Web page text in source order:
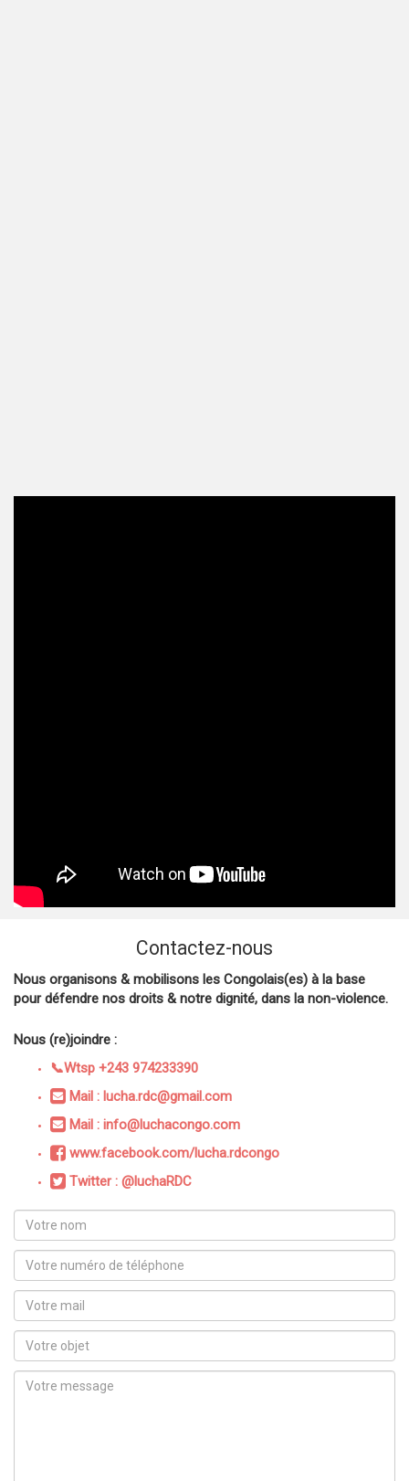
Contactez-nous
Nous organisons & mobilisons les Congolais(es) à la base
pour défendre nos droits & notre dignité, dans la non-violence.
Nous (re)joindre :
📞Wtsp +243 974233390
Mail : lucha.rdc@gmail.com
Mail : info@luchacongo.com
www.facebook.com/lucha.rdcongo
Twitter : @luchaRDC